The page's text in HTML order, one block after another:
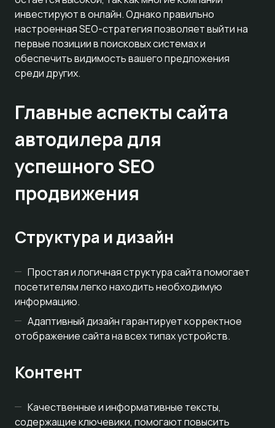
инвестируют в онлайн. Однако правильно
настроенная SEO-стратегия позволяет выйти на
первые позиции в поисковых системах и
обеспечить видимость вашего предложения
среди других.
Главные аспекты сайта
автодилера для
успешного SEO
продвижения
Структура и дизайн
Простая и логичная структура сайта помогает
посетителям легко находить необходимую
информацию.
Адаптивный дизайн гарантирует корректное
отображение сайта на всех типах устройств.
Контент
Качественные и информативные тексты,
содержащие ключевики, помогают повысить